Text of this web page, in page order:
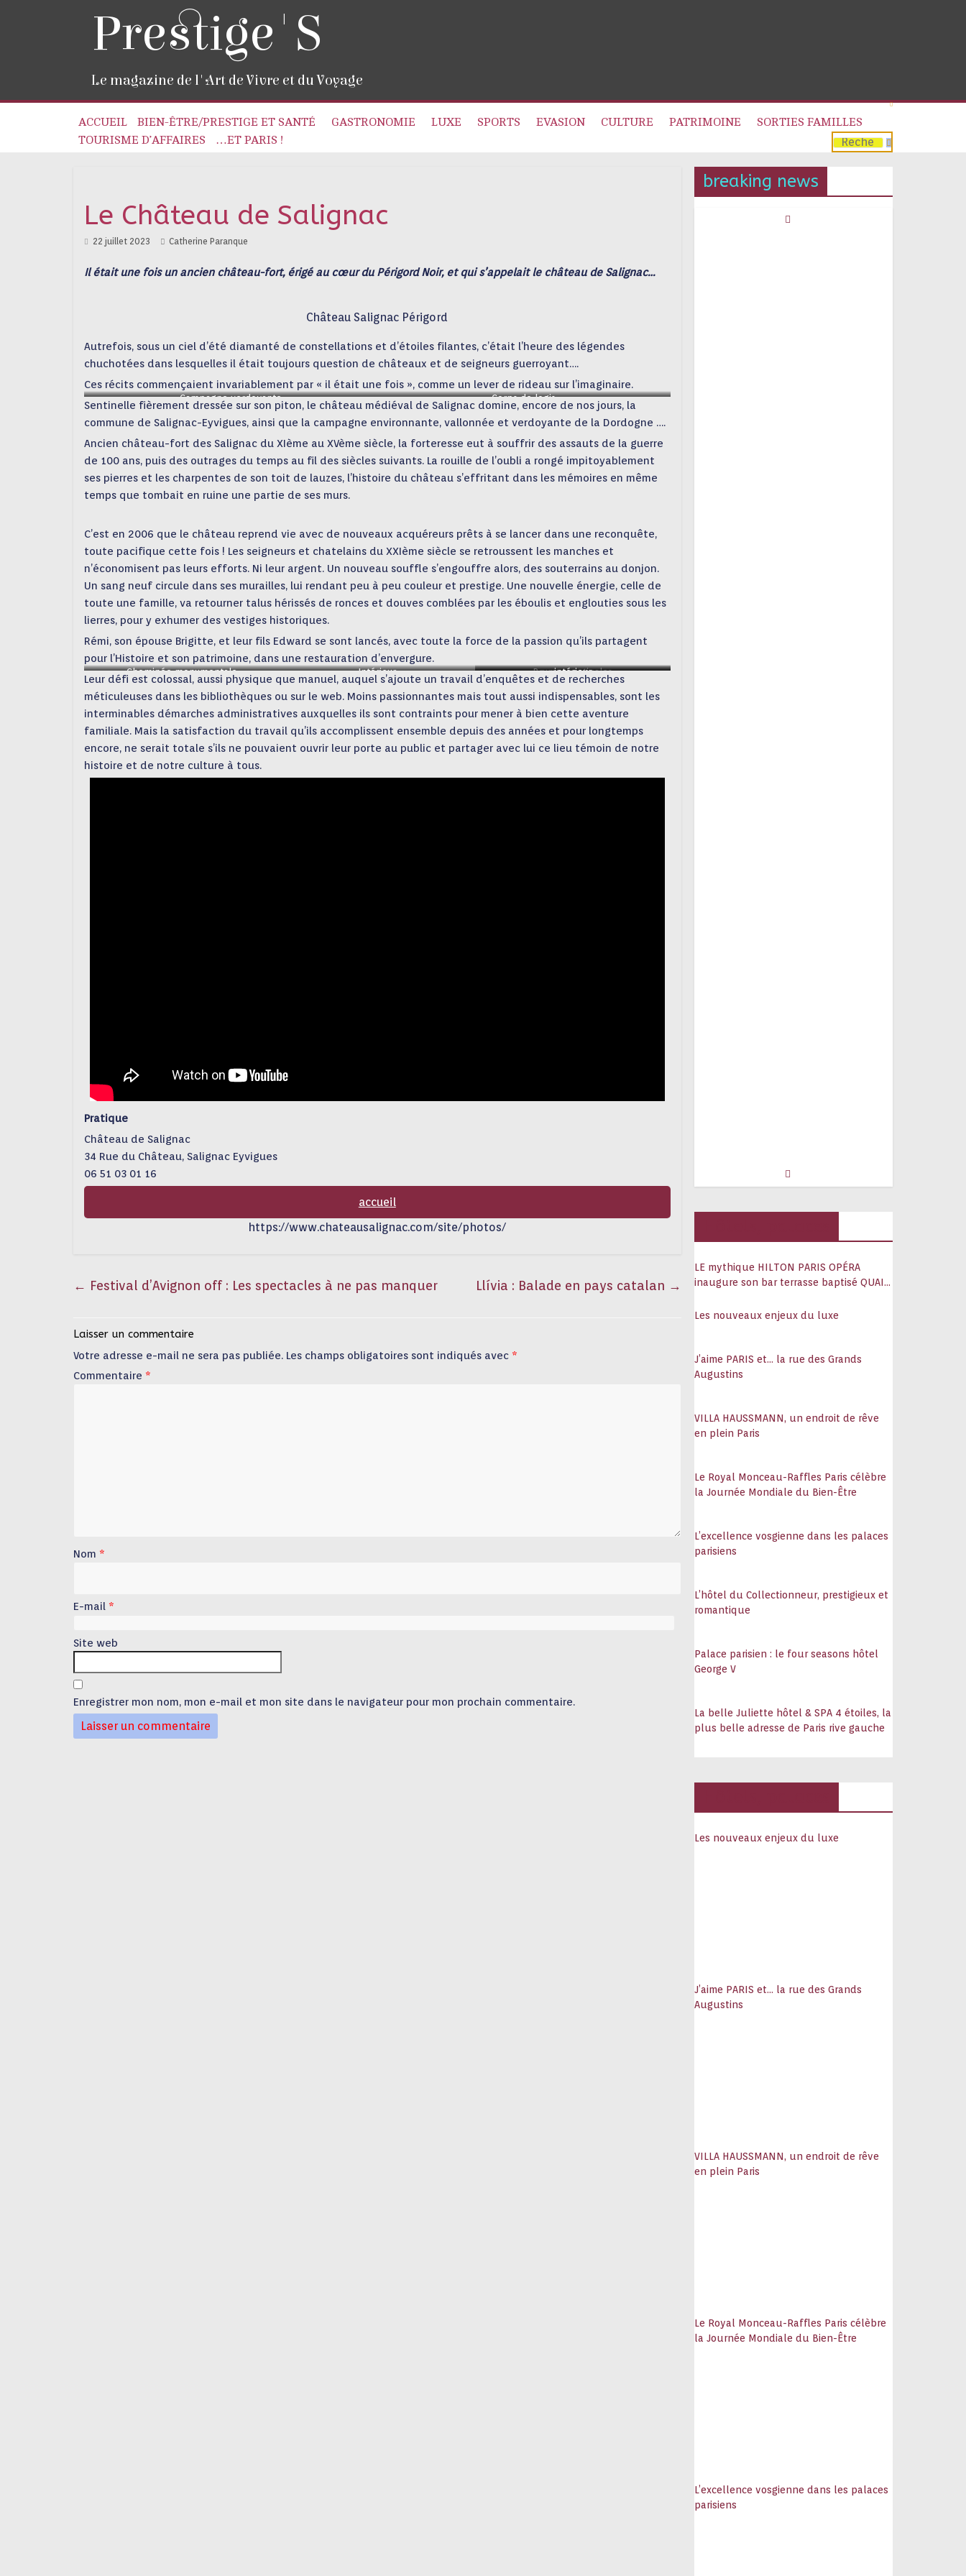
Prestige'S
Le magazine de l'Art de Vivre et du Voyage
ACCUEIL BIEN-ÊTRE/PRESTIGE ET SANTÉ GASTRONOMIE LUXE SPORTS EVASION CULTURE PATRIMOINE
SORTIES FAMILLES
TOURISME D’AFFAIRES
…ET PARIS !
Le Château de Salignac
22 juillet 2023 Catherine Paranque
Ilétait une fois un ancien château-fort, érigé au cœur du Périgord Noir, et qui s’appelait le château de Salignac…
Château Salignac Périgord
Autrefois, sous un ciel d’été diamanté de constellations et d’étoiles filantes, c’était l’heure des légendes
chuchotées dans lesquelles il était toujours question de châteaux et de seigneurs guerroyant….
Ces récits commençaient invariablement par « il était une fois », comme un lever de rideau sur l’imaginaire.
Campagne verdoyante Corps de logis
Sentinelle fièrement dressée sur son piton, le château médiéval de Salignac domine, encore de nos jours, la
commune de Salignac-Eyvigues, ainsi que la campagne environnante, vallonnée et verdoyante de la Dordogne ….
Ancien château-fort des Salignac du XIème au XVème siècle, la forteresse eut à souffrir des assauts de la guerre
de 100 ans, puis des outrages du temps au fil des siècles suivants. La rouille de l’oubli a rongé impitoyablement
ses pierres et les charpentes de son toit de lauzes, l’histoire du château s’effritant dans les mémoires en même
temps que tombait en ruine une partie de ses murs.
C’est en 2006 que le château reprend vie avec de nouveaux acquéreurs prêts à se lancer dans une reconquête,
toute pacifique cette fois ! Les seigneurs et chatelains du XXIème siècle se retroussent les manches et
n’économisent pas leurs efforts. Ni leur argent. Un nouveau souffle s’engouffre alors, des souterrains au donjon.
Un sang neuf circule dans ses murailles, lui rendant peu à peu couleur et prestige. Une nouvelle énergie, celle de
toute une famille, va retourner talus hérissés de ronces et douves comblées par les éboulis et englouties sous les
lierres, pour y exhumer des vestiges historiques.
Rémi, son épouse Brigitte, et leur fils Edward se sont lancés, avec toute la force de la passion qu’ils partagent
pour l’Histoire et son patrimoine, dans une restauration d’envergure.
Brumes matinales
Intérieur intérieur
Cheminée monumentale
Leur défi est colossal, aussi physique que manuel, auquel s’ajoute un travail d’enquêtes et de recherches
méticuleuses dans les bibliothèques ou sur le web. Moins passionnantes mais tout aussi indispensables, sont les
interminables démarches administratives auxquelles ils sont contraints pour mener à bien cette aventure
familiale. Mais la satisfaction du travail qu’ils accomplissent ensemble depuis des années et pour longtemps
encore, ne serait totale s’ils ne pouvaient ouvrir leur porte au public et partager avec lui ce lieu témoin de notre
histoire et de notre culture à tous.
Pratique
Château de Salignac
34 Rue du Château, Salignac Eyvigues
06 51 03 01 16
accueil
https://www.chateausalignac.com/site/photos/
← Festival d’Avignon off : Les spectacles à ne pas manquer Llívia : Balade en pays catalan →
Laisser un commentaire
Votre adresse e-mail ne sera pas publiée. Les champs obligatoires sont indiqués avec *
Commentaire *
Nom *
E-mail *
Site web
Enregistrer mon nom, mon e-mail et mon site dans le navigateur pour mon prochain commentaire.
breaking news
LE mythique HILTON PARIS OPÉRA
inaugure son bar terrasse baptisé QUAI
Les nouveaux enjeux du luxe
J’aime PARIS et… la rue des Grands
Augustins
VILLA HAUSSMANN, un endroit de rêve
en plein Paris
Le Royal Monceau-Raffles Paris célèbre
la Journée Mondiale du Bien-Être
L’excellence vosgienne dans les palaces
parisiens
L’hôtel du Collectionneur, prestigieux et
romantique
Palace parisien : le four seasons hôtel
George V
La belle Juliette hôtel & SPA 4 étoiles, la
plus belle adresse de Paris rive gauche
Les nouveaux enjeux du luxe
J’aime PARIS et… la rue des Grands
Augustins
VILLA HAUSSMANN, un endroit de rêve
en plein Paris
Le Royal Monceau-Raffles Paris célèbre
la Journée Mondiale du Bien-Être
L’excellence vosgienne dans les palaces
parisiens